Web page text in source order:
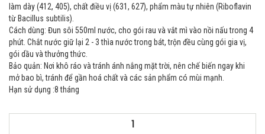
làm dày (412, 405), chất điều vị (631, 627), phẩm màu tự nhiên (Riboflavin
từ Bacillus subtilis).
Cách dùng: Đun sôi 550ml nước, cho gói rau và vắt mì vào nồi nấu trong 4
phút. Chắt nước giữ lại 2 - 3 thìa nước trong bát, trộn đều cùng gói gia vị,
gói dầu và thưởng thức.
Bảo quản: Nơi khô ráo và tránh ánh nắng mặt trời, nên chế biến ngay khi
mở bao bì, tránh để gần hoá chất và các sản phẩm có mùi mạnh.
Hạn sử dụng :8 tháng